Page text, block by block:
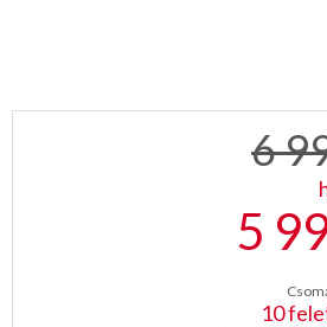
CSOMAGOLÓANYAG
6
5
10